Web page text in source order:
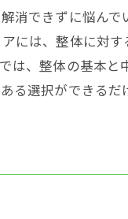
できずに悩ん
は、整体に対
、整体の基本
る選択ができる